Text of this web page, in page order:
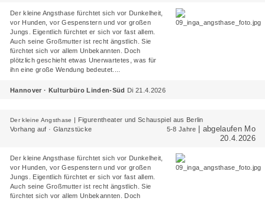
Der kleine Angsthase fürchtet sich vor Dunkelheit,
vor Hunden, vor Gespenstern und vor großen
Jungs. Eigentlich fürchtet er sich vor fast allem.
Auch seine Großmutter ist recht ängstlich. Sie
fürchtet sich vor allem Unbekannten. Doch
plötzlich geschieht etwas Unerwartetes, was für
ihn eine große Wendung bedeutet....
Hannover · Kulturbüro Linden-Süd Di 21.4.2026
Der kleine Angsthase | Figurentheater und Schauspiel aus Berlin
Vorhang auf · Glanzstücke
5-8 Jahre
| abgelaufen Mo
20.4.2026
Der kleine Angsthase fürchtet sich vor Dunkelheit,
vor Hunden, vor Gespenstern und vor großen
Jungs. Eigentlich fürchtet er sich vor fast allem.
Auch seine Großmutter ist recht ängstlich. Sie
fürchtet sich vor allem Unbekannten. Doch